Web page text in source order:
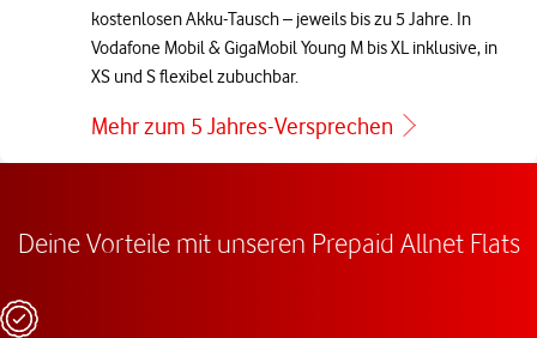
kostenlosen Akku-Tausch – jeweils bis zu 5 Jahre. In
Vodafone Mobil & GigaMobil Young M bis XL inklusive, in
XS und S flexibel zubuchbar.
Mehr zum 5 Jahres-Versprechen
Deine Vorteile mit unseren Prepaid Allnet Flats